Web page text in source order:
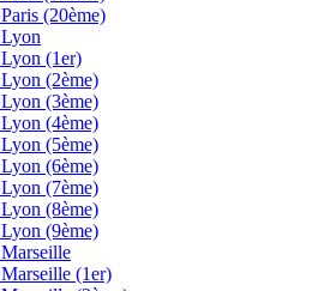
Paris (20ème)
Lyon
Lyon (1er)
Lyon (2ème)
Lyon (3ème)
Lyon (4ème)
Lyon (5ème)
Lyon (6ème)
Lyon (7ème)
Lyon (8ème)
Lyon (9ème)
Marseille
Marseille (1er)